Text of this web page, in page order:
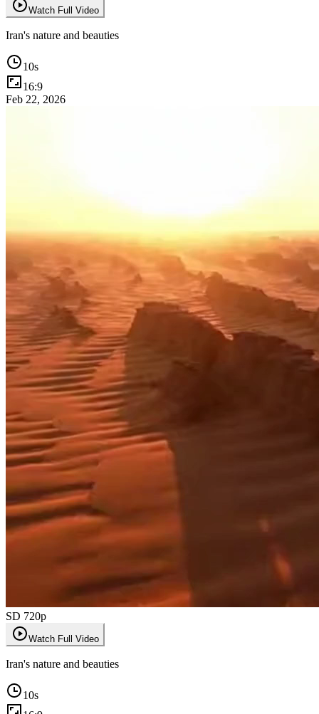
Watch Full Video
Iran's nature and beauties
10s
16:9
Feb 22, 2026
SD 720p
Watch Full Video
Iran's nature and beauties
10s